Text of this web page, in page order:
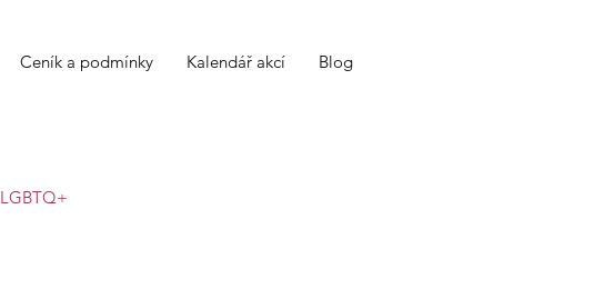
Ceník a podmínky Kalendář akcí Blog
LGBTQ+